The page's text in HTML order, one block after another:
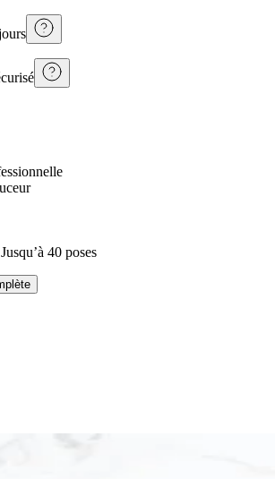
40 poses